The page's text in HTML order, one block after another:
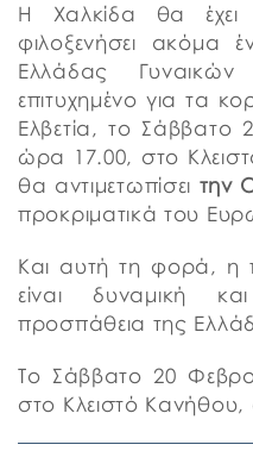
Η Χαλκίδα θα
φιλοξενήσει ακόμα
Ελλάδας
επιτυχημένο για τα
Ελβετία, το Σάββατο
ώρα 17.00, στο
θα αντιμετωπίσει την
προκριματικά του
Και αυτή τη φορά, η
είναι δυναμική
προσπάθεια της
Το Σάββατο 20
στο Κλειστό Κανήθου,